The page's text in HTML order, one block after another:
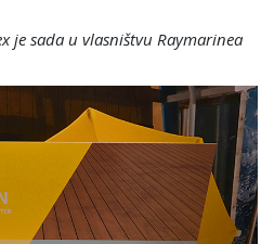
je sada u vlasništvu Raymarinea